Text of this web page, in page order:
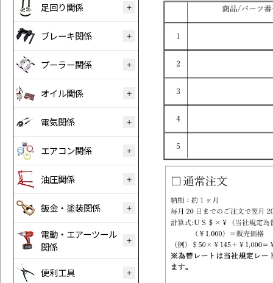
足回り関係
ブレーキ関係
プーラー関係
オイル関係
電気関係
エアコン関係
油圧関係
鈑金・塗装関係
電動・エアーツール
関係
便利工具